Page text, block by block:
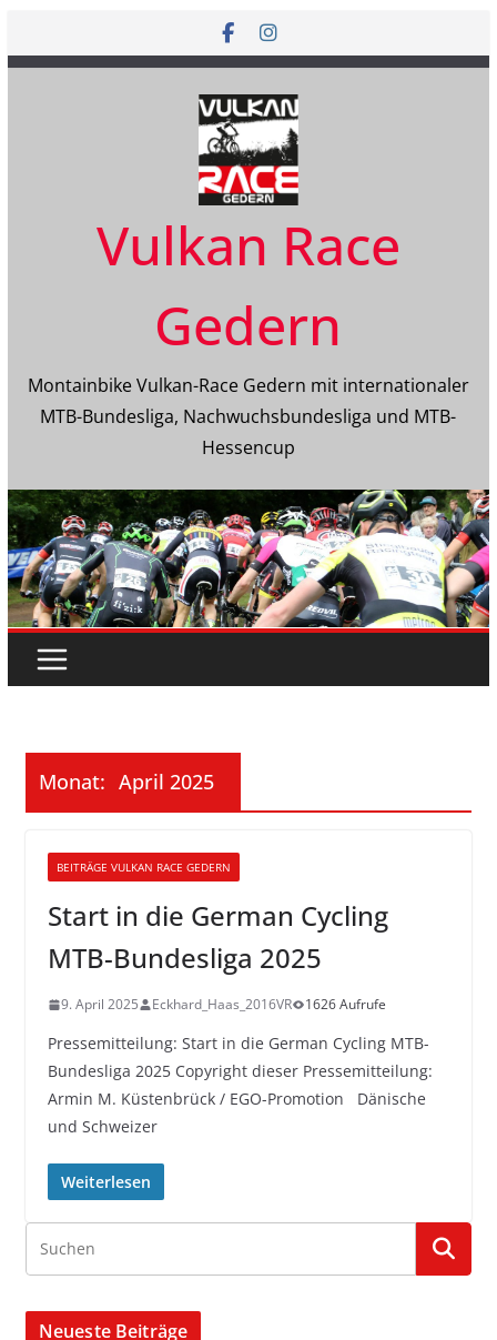
Inhalt
Vulkan Race
Gedern
Montainbike Vulkan-Race Gedern mit internationaler
MTB-Bundesliga, Nachwuchsbundesliga und MTB-
Hessencup
Monat: April 2025
BEITRÄGE VULKAN RACE GEDERN
Start in die German Cycling
MTB-Bundesliga 2025
9. April 2025 Eckhard_Haas_2016VR 1626 Aufrufe
Pressemitteilung: Start in die German Cycling MTB-
Bundesliga 2025 Copyright dieser Pressemitteilung:
Armin M. Küstenbrück / EGO-Promotion Dänische
und Schweizer
Weiterlesen
Neueste Beiträge